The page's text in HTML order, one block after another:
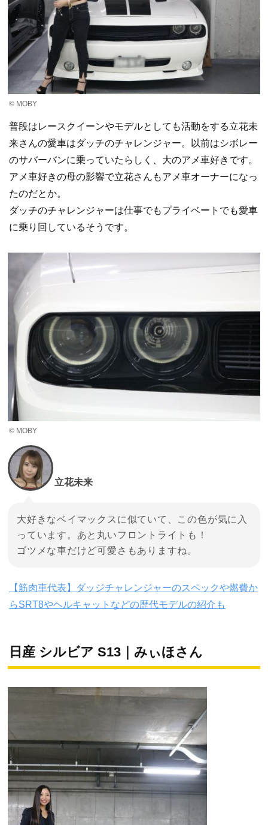
© MOBY
普段はレースクイーンやモデルとしても活動をする立花未
来さんの愛車はダッチのチャレンジャー。以前はシボレー
のサバーバンに乗っていたらしく、大のアメ車好きです。
アメ車好きの母の影響で立花さんもアメ車オーナーになっ
たのだとか。
ダッチのチャレンジャーは仕事でもプライベートでも愛車
に乗り回しているそうです。
© MOBY
立花未来
大好きなベイマックスに似ていて、この色が気に入
っています。あと丸いフロントライトも！
ゴツメな車だけど可愛さもありますね。
【筋肉車代表】ダッジチャレンジャーのスペックや燃費か
らSRT8やヘルキャットなどの歴代モデルの紹介も
日産 シルビア S13｜みぃほさん